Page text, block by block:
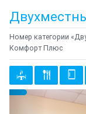
Номер категории
Комфорт Плюс
{clt_left} 1 Количество